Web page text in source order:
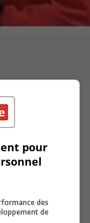
de hockey
retourne pas
joueur des
un retour,
pour
des
de